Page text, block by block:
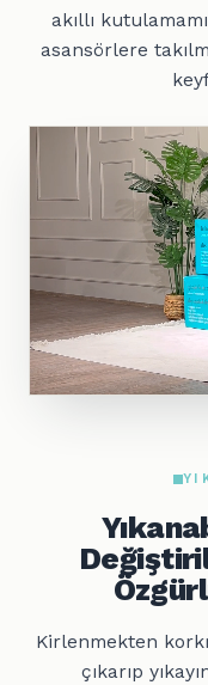
akıllı
asansörlere
Kirlenmekten
çıkarıp